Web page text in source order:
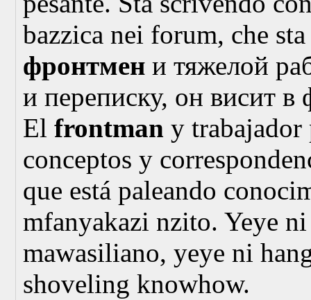
bazzica nei forum, che
фронтмени тяжелой
и переписку, он висит
El frontman y trabajador
conceptos y
que está paleando
mfanyakazi nzito. Yeye
mawasiliano, yeye ni
shoveling knowhow.